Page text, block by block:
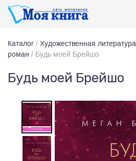
Каталог / Художественная литература
роман / Будь моей Брейшо
Будь моей Брейшо